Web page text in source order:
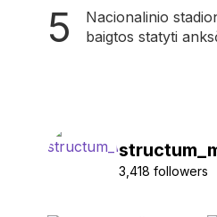
Nacionalinio
baigtos statyti
3,418 followers